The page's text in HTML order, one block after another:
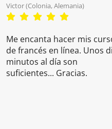
Victor (Colonia, Alemania)
Me encanta hacer mis
de francés en línea. Unos
minutos al día son
suficientes... Gracias.